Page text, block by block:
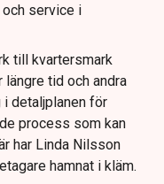
service i
till kvartersmark
längre tid och andra
i detaljplanen för
process som kan
har Linda Nilsson
hamnat i kläm.